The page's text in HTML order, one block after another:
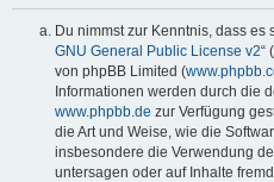
Du nimmst zur Kenntnis, dass es
GNU General Public License v2“
von phpBB Limited (
Informationen werden durch die
www.phpbb.de zur Verfügung
die Art und Weise, wie die
insbesondere die Verwendung
untersagen oder auf Inhalte